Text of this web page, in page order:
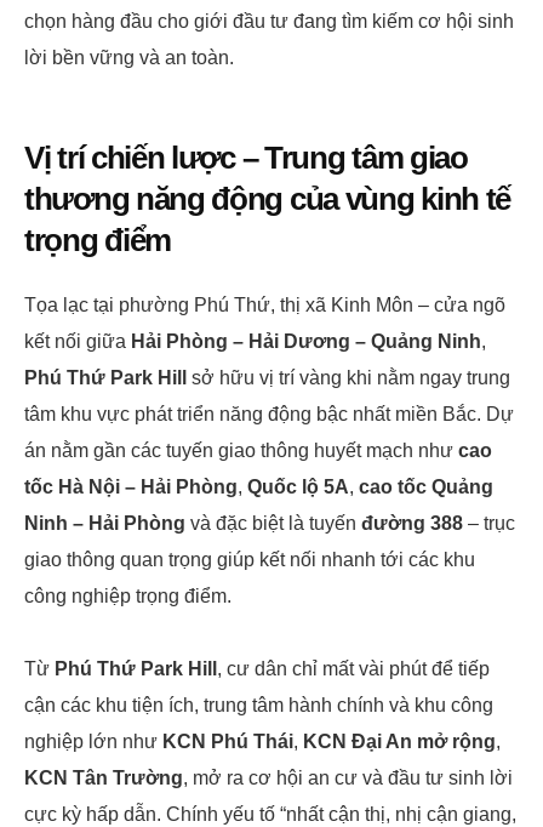
chọn hàng đầu cho giới đầu tư đang tìm kiếm cơ hội sinh
lời bền vững và an toàn.
Vị trí chiến lược – Trung tâm giao
thương năng động của vùng kinh tế
trọng điểm
Tọa lạc tại phường Phú Thứ, thị xã Kinh Môn – cửa ngõ
kết nối giữa Hải Phòng – Hải Dương – Quảng Ninh,
Phú Thứ Park Hill
sở hữu vị trí vàng khi nằm ngay trung
tâm khu vực phát triển năng động bậc nhất miền Bắc. Dự
án nằm gần các tuyến giao thông huyết mạch như cao
tốc Hà Nội – Hải Phòng, Quốc lộ 5A, cao tốc Quảng
Ninh – Hải Phòng và đặc biệt là tuyến đường 388 – trục
giao thông quan trọng giúp kết nối nhanh tới các khu
công nghiệp trọng điểm.
Từ Phú Thứ Park Hill , cư dân chỉ mất vài phút để tiếp
cận các khu tiện ích, trung tâm hành chính và khu công
nghiệp lớn như KCN Phú Thái, KCN Đại An mở rộng,
KCN Tân Trường, mở ra cơ hội an cư và đầu tư sinh lời
cực kỳ hấp dẫn. Chính yếu tố “nhất cận thị, nhị cận giang,